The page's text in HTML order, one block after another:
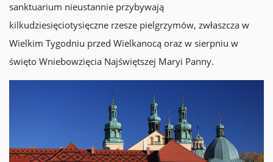
sanktuarium nieustannie przybywają
kilkudziesięciotysięczne rzesze pielgrzymów, zwłaszcza w
Wielkim Tygodniu przed Wielkanocą oraz w sierpniu w
święto Wniebowzięcia Najświętszej Maryi Panny.